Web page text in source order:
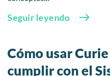
Seguir leyendo
Cómo usar
cumplir con el